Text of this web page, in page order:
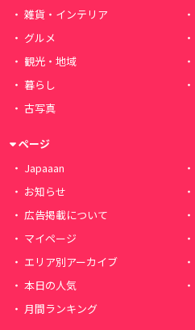
雑貨・インテリア
グルメ
観光・地域
暮らし
古写真
ページ
Japaaan
お知らせ
広告掲載について
マイページ
エリア別アーカイブ
本日の人気
月間ランキング